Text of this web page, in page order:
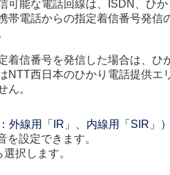
可能な電話回線は、ISDN、ひ
帯電話からの指定着信番号発信
着信番号を発信した場合は、ひ
NTT西日本のひかり電話提供エ
ん。
外線用「IR」、内線用「SIR」
を設定できます。
択します。